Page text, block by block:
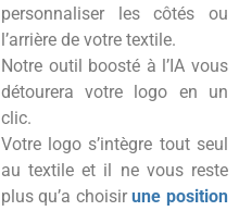
personnaliser les côtés ou
l’arrière de votre textile.
Notre outil boosté à l’IA vous
détourera votre logo en un
clic.
Votre logo s’intègre tout seul
au textile et il ne vous reste
plus qu’a choisirune position